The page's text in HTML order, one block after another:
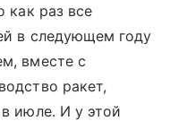
как раз все
в следующем году
вместе с
ракет,
июле. И у этой